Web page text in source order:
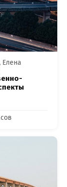
Елена